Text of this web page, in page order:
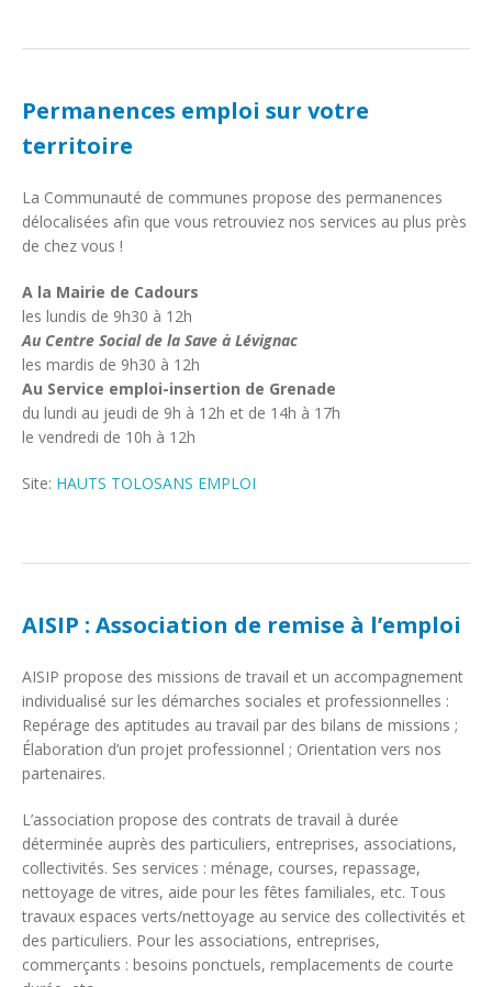
Permanences emploi sur votre
territoire
La Communauté de communes propose des permanences
délocalisées afin que vous retrouviez nos services au plus près
de chez vous !
A la Mairie de Cadours
les lundis de 9h30 à 12h
Au Centre Social de la Save à Lévignac
les mardis de 9h30 à 12h
Au Service emploi-insertion de Grenade
du lundi au jeudi de 9h à 12h et de 14h à 17h
le vendredi de 10h à 12h
Site: HAUTS TOLOSANS EMPLOI
AISIP : Association de remise à l’emploi
AISIP propose des missions de travail et un accompagnement
individualisé sur les démarches sociales et professionnelles :
Repérage des aptitudes au travail par des bilans de missions ;
Élaboration d’un projet professionnel ; Orientation vers nos
partenaires.
L’association propose des contrats de travail à durée
déterminée auprès des particuliers, entreprises, associations,
collectivités. Ses services : ménage, courses, repassage,
nettoyage de vitres, aide pour les fêtes familiales, etc. Tous
travaux espaces verts/nettoyage au service des collectivités et
des particuliers. Pour les associations, entreprises,
commerçants : besoins ponctuels, remplacements de courte